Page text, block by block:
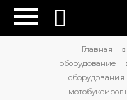
Главная
оборудование
оборудования